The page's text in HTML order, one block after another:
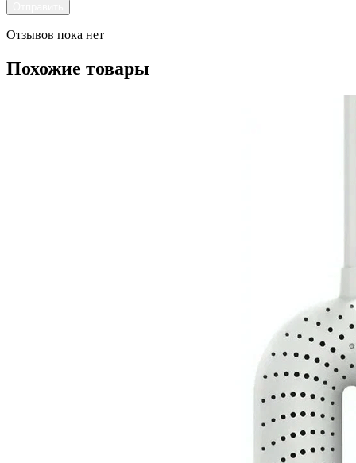
Отзывов пока нет
Похожие товары